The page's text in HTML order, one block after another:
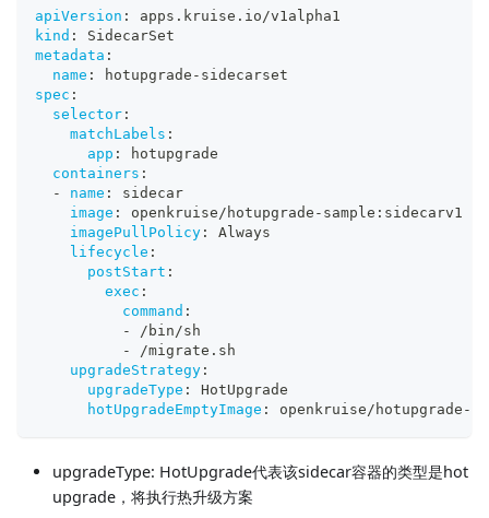
apiVersion :
apps.kruise.io/v1alpha1
kind :
SidecarSet
metadata :
name : hotupgrade - sidecarset
spec :
selector :
matchLabels :
app :
hotupgrade
containers :
-
name :
sidecar
image : openkruise/hotupgrade - sample : sidecarv1
imagePullPolicy :
Always
lifecycle :
postStart :
exec :
command :
-
/bin/sh
-
/migrate.sh
upgradeStrategy :
upgradeType :
HotUpgrade
hotUpgradeEmptyImage : openkruise/hotupgrade -
upgradeType: HotUpgrade代表该sidecar容器的类型是hot
upgrade，将执行热升级方案